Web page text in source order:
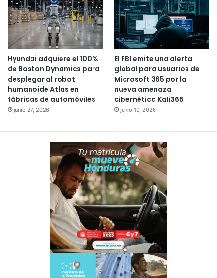
Hyundai adquiere el 100%
de Boston Dynamics para
desplegar al robot
humanoide Atlas en
fábricas de automóviles
junio 27, 2026
El FBI emite una alerta
global para usuarios de
Microsoft 365 por la
nueva amenaza
cibernética Kali365
junio 19, 2026